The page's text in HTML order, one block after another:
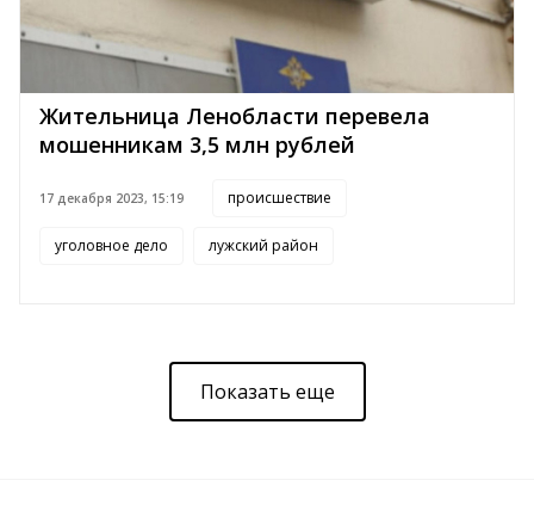
Жительница Ленобласти перевела
мошенникам 3,5 млн рублей
17 декабря 2023, 15:19 происшествие
уголовное дело лужский район
Показать еще